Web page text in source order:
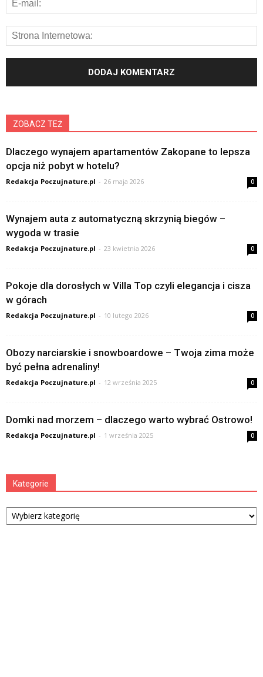
ZOBACZ TEŻ
Dlaczego wynajem apartamentów Zakopane to lepsza
opcja niż pobyt w hotelu?
Redakcja Poczujnature.pl - 26 maja 2026 0
Wynajem auta z automatyczną skrzynią biegów –
wygoda w trasie
Redakcja Poczujnature.pl - 23 kwietnia 2026 0
Pokoje dla dorosłych w Villa Top czyli elegancja i cisza
w górach
Redakcja Poczujnature.pl - 10 lutego 2026 0
Obozy narciarskie i snowboardowe – Twoja zima może
być pełna adrenaliny!
Redakcja Poczujnature.pl - 12 września 2025 0
Domki nad morzem – dlaczego warto wybrać Ostrowo!
Redakcja Poczujnature.pl - 1 września 2025 0
Kategorie
Kategorie